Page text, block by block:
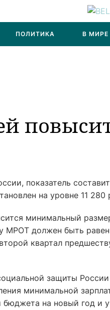
ПОЛИТИКА В МИРЕ
показатель
на уровне 11 280
минимальный
МРОТ должен быть
квартал
защиты
минимальной
на новый год и